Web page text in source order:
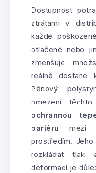
Dostupnost
ztrátami v
každé
otlačené nebo
zmenšuje
reálně dostane
Pěnový
omezení
ochrannou
bariéru mezi
prostředím.
rozkládat tlak
deformací je